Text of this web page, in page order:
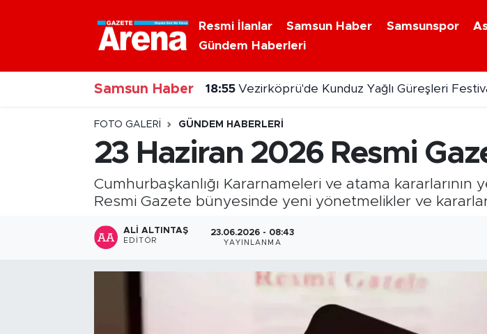
Resmi İlanlar Samsun Haber Samsunspor
Gündem Haberleri
Samsun Haber
18:44 Hatay'da 8 bin 500 konut için kura çekildi
FOTO GALERI GÜNDEM HABERLERI
23 Haziran 2026 Resmi
Cumhurbaşkanlığı Kararnameleri ve atama kararlarının
Resmi Gazete bünyesinde yeni yönetmelikler ve
ALI ALTINTAŞ
EDITÖR
23.06.2026 - 08:43
YAYINLANMA
Nöbetçi Eczaneler
Hava Durumu
Samsun Namaz Vakitleri
Trafik Durumu
Süper Lig Puan Durumu ve Fikstür
Tüm Manşetler